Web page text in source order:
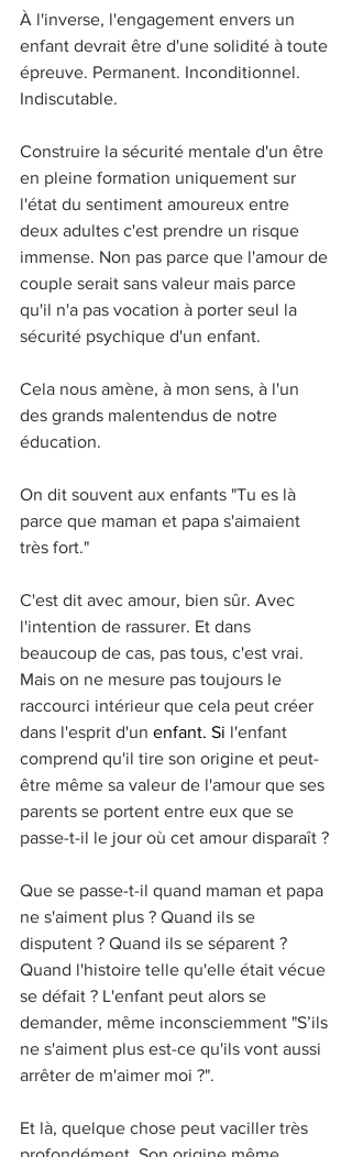
À l'inverse, l'engagement envers un
enfant devrait être d'une solidité à toute
épreuve. Permanent. Inconditionnel.
Indiscutable.
Construire la sécurité mentale d'un être
en pleine formation uniquement sur
l'état du sentiment amoureux entre
deux adultes c'est prendre un risque
immense. Non pas parce que l'amour de
couple serait sans valeur mais parce
qu'il n'a pas vocation à porter seul la
sécurité psychique d'un enfant.
Cela nous amène, à mon sens, à l'un
des grands malentendus de notre
éducation.
On dit souvent aux enfants "Tu es là
parce que maman et papa s'aimaient
très fort."
C'est dit avec amour, bien sûr. Avec
l'intention de rassurer. Et dans
beaucoup de cas, pas tous, c'est vrai.
Mais on ne mesure pas toujours le
raccourci intérieur que cela peut créer
dans l'esprit d'un enfant. Si l'enfant
comprend qu'il tire son origine et peut-
être même sa valeur de l'amour que ses
parents se portent entre eux que se
passe-t-il le jour où cet amour disparaît ?
Que se passe-t-il quand maman et papa
ne s'aiment plus ? Quand ils se
disputent ? Quand ils se séparent ?
Quand l'histoire telle qu'elle était vécue
se défait ? L'enfant peut alors se
demander, même inconsciemment "S’ils
ne s'aiment plus est-ce qu'ils vont aussi
arrêter de m'aimer moi ?".
Et là, quelque chose peut vaciller très